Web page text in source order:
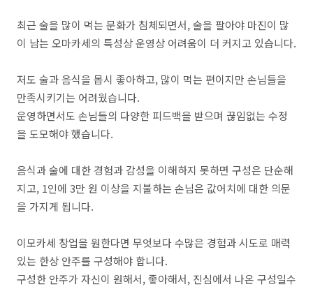
최근 술을 많이 먹는 문화가 침체되면서, 술을 팔아야 마진이 많
이 남는 오마카세의 특성상 운영상 어려움이 더 커지고 있습니다.
저도 술과 음식을 몹시 좋아하고, 많이 먹는 편이지만 손님들을
만족시키기는 어려웠습니다.
운영하면서도 손님들의 다양한 피드백을 받으며 끊임없는 수정
을 도모해야 했습니다.
음식과 술에 대한 경험과 감성을 이해하지 못하면 구성은 단순해
지고, 1인에 3만 원 이상을 지불하는 손님은 값어치에 대한 의문
을 가지게 됩니다.
이모카세 창업을 원한다면 무엇보다 수많은 경험과 시도로 매력
있는 한상 안주를 구성해야 합니다.
구성한 안주가 자신이 원해서, 좋아해서, 진심에서 나온 구성일수